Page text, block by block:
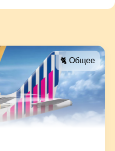
🐈 Общее